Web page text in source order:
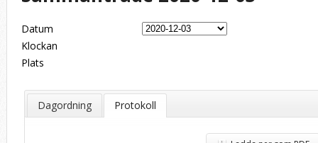
Datum
Klockan
Plats
Dagordning Protokoll